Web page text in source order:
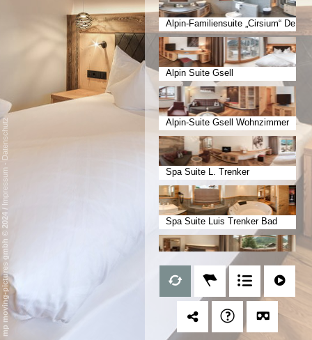
Alpin-Familiensuite „Cirsium“ De
luxe Badezimmer
Alpin Suite Gsell
Alpin-Suite Gsell Wohnzimmer
Spa Suite L. Trenker
Infrarotkabine
Spa Suite Luis Trenker Bad
Alpin-Suite Schusterspitze
Wellness-Suite Bergalm
mp moving-pictures gmbh © 2024
/
Impressum
-
Datenschutz